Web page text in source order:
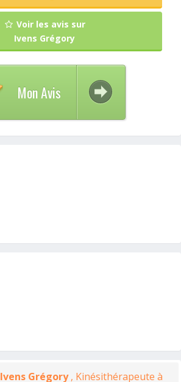
Voir les avis sur
Ivens Grégory
Mon Avis
Ivens Grégory, Kinésithérapeute à